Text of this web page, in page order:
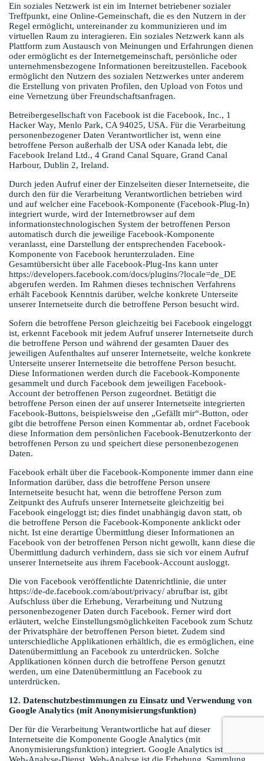
Ein soziales Netzwerk ist ein im Internet betriebener sozialer
Treffpunkt, eine Online-Gemeinschaft, die es den Nutzern in der
Regel ermöglicht, untereinander zu kommunizieren und im
virtuellen Raum zu interagieren. Ein soziales Netzwerk kann als
Plattform zum Austausch von Meinungen und Erfahrungen dienen
oder ermöglicht es der Internetgemeinschaft, persönliche oder
unternehmensbezogene Informationen bereitzustellen. Facebook
ermöglicht den Nutzern des sozialen Netzwerkes unter anderem
die Erstellung von privaten Profilen, den Upload von Fotos und
eine Vernetzung über Freundschaftsanfragen.
Betreibergesellschaft von Facebook ist die Facebook, Inc., 1
Hacker Way, Menlo Park, CA 94025, USA. Für die Verarbeitung
personenbezogener Daten Verantwortlicher ist, wenn eine
betroffene Person außerhalb der USA oder Kanada lebt, die
Facebook Ireland Ltd., 4 Grand Canal Square, Grand Canal
Harbour, Dublin 2, Ireland.
Durch jeden Aufruf einer der Einzelseiten dieser Internetseite, die
durch den für die Verarbeitung Verantwortlichen betrieben wird
und auf welcher eine Facebook-Komponente (Facebook-Plug-In)
integriert wurde, wird der Internetbrowser auf dem
informationstechnologischen System der betroffenen Person
automatisch durch die jeweilige Facebook-Komponente
veranlasst, eine Darstellung der entsprechenden Facebook-
Komponente von Facebook herunterzuladen. Eine
Gesamtübersicht über alle Facebook-Plug-Ins kann unter
https://developers.facebook.com/docs/plugins/?locale=de_DE
abgerufen werden. Im Rahmen dieses technischen Verfahrens
erhält Facebook Kenntnis darüber, welche konkrete Unterseite
unserer Internetseite durch die betroffene Person besucht wird.
Sofern die betroffene Person gleichzeitig bei Facebook eingeloggt
ist, erkennt Facebook mit jedem Aufruf unserer Internetseite durch
die betroffene Person und während der gesamten Dauer des
jeweiligen Aufenthaltes auf unserer Internetseite, welche konkrete
Unterseite unserer Internetseite die betroffene Person besucht.
Diese Informationen werden durch die Facebook-Komponente
gesammelt und durch Facebook dem jeweiligen Facebook-
Account der betroffenen Person zugeordnet. Betätigt die
betroffene Person einen der auf unserer Internetseite integrierten
Facebook-Buttons, beispielsweise den „Gefällt mir“-Button, oder
gibt die betroffene Person einen Kommentar ab, ordnet Facebook
diese Information dem persönlichen Facebook-Benutzerkonto der
betroffenen Person zu und speichert diese personenbezogenen
Daten.
Facebook erhält über die Facebook-Komponente immer dann eine
Information darüber, dass die betroffene Person unsere
Internetseite besucht hat, wenn die betroffene Person zum
Zeitpunkt des Aufrufs unserer Internetseite gleichzeitig bei
Facebook eingeloggt ist; dies findet unabhängig davon statt, ob
die betroffene Person die Facebook-Komponente anklickt oder
nicht. Ist eine derartige Übermittlung dieser Informationen an
Facebook von der betroffenen Person nicht gewollt, kann diese die
Übermittlung dadurch verhindern, dass sie sich vor einem Aufruf
unserer Internetseite aus ihrem Facebook-Account ausloggt.
Die von Facebook veröffentlichte Datenrichtlinie, die unter
https://de-de.facebook.com/about/privacy/ abrufbar ist, gibt
Aufschluss über die Erhebung, Verarbeitung und Nutzung
personenbezogener Daten durch Facebook. Ferner wird dort
erläutert, welche Einstellungsmöglichkeiten Facebook zum Schutz
der Privatsphäre der betroffenen Person bietet. Zudem sind
unterschiedliche Applikationen erhältlich, die es ermöglichen, eine
Datenübermittlung an Facebook zu unterdrücken. Solche
Applikationen können durch die betroffene Person genutzt
werden, um eine Datenübermittlung an Facebook zu
unterdrücken.
12. Datenschutzbestimmungen zu Einsatz und Verwendung von
Google Analytics (mit Anonymisierungsfunktion)
Der für die Verarbeitung Verantwortliche hat auf dieser
Internetseite die Komponente Google Analytics (mit
Anonymisierungsfunktion) integriert. Google Analytics ist ein
Web-Analyse-Dienst. Web-Analyse ist die Erhebung, Sammlung